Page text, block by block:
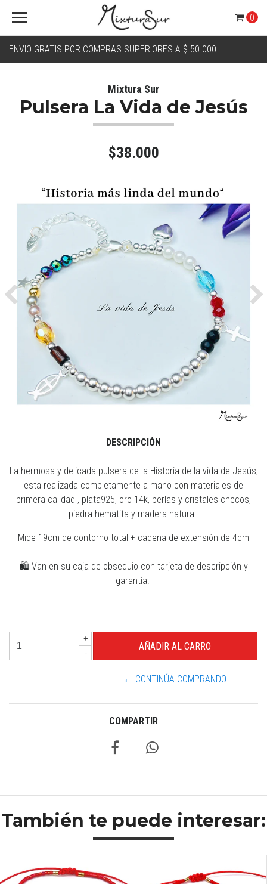
ENVIO GRATIS POR COMPRAS SUPERIORES A $ 50.000
0
Mixtura Sur
Pulsera La Vida de Jesús
$38.000
Previous
DESCRIPCIÓN
La hermosa y delicada pulsera de la Historia de la vida de Jesús,
esta realizada completamente a mano con materiales de
primera calidad , plata925, oro 14k, perlas y cristales checos,
piedra hematita y madera natural.
Mide 19cm de contorno total + cadena de extensión de 4cm
🛍 Van en su caja de obsequio con tarjeta de descripción y
garantía.
+
-
← CONTINÚA COMPRANDO
COMPARTIR
También te puede interesar: